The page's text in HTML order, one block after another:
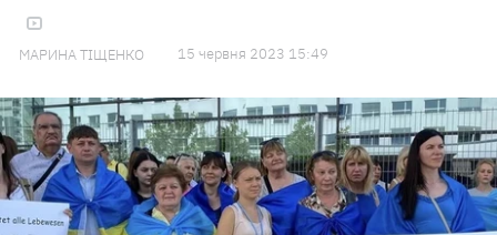
МАРИНА ТІЩЕНКО 15 червня 2023 15:49